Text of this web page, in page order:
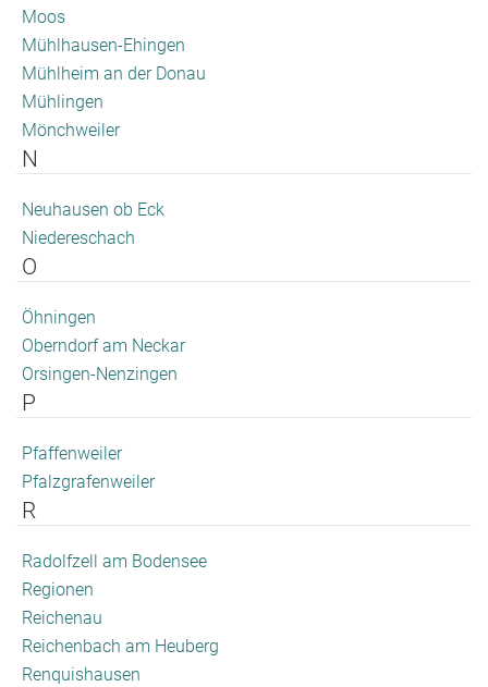
Moos
Mühlhausen-Ehingen
Mühlheim an der Donau
Mühlingen
Mönchweiler
N
Neuhausen ob Eck
Niedereschach
O
Öhningen
Oberndorf am Neckar
Orsingen-Nenzingen
P
Pfaffenweiler
Pfalzgrafenweiler
R
Radolfzell am Bodensee
Regionen
Reichenau
Reichenbach am Heuberg
Renquishausen